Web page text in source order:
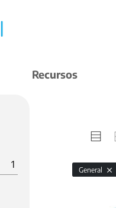
Recursos
1 General